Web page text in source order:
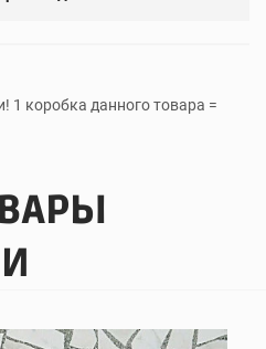
1 коробка данного товара =